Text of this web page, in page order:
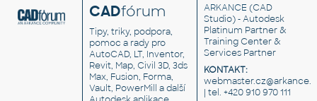
CADfórum
Tipy, triky, podpora,
pomoc a rady pro
AutoCAD, LT, Inventor,
Revit, Map, Civil 3D, 3ds
Max, Fusion, Forma,
Vault, PowerMill a další
ARKANCE (CAD
Studio) - Autodesk
Platinum Partner &
Training Center &
Services Partner
KONTAKT:
| tel. +420 910 970 111